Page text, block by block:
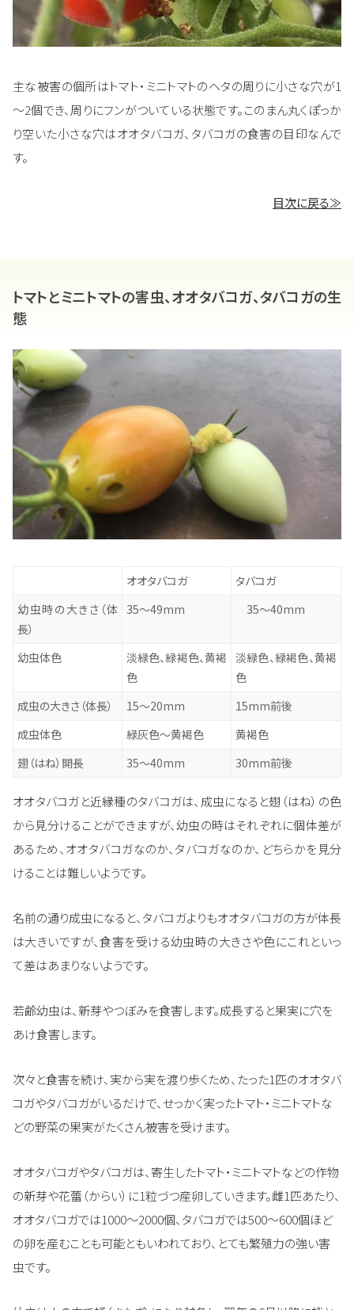
主な被害の個所はトマト・ミニトマトのヘタの周りに小さな穴が1
～2個でき、周りにフンがついている状態です。このまん丸くぽっか
り空いた小さな穴はオオタバコガ、タバコガの食害の目印なんで
す。
目次に戻る≫
トマトとミニトマトの害虫、オオタバコガ、タバコガの生
態
オオタバコガ
タバコガ
幼虫時の大きさ（体
長）
35～49mm 35～40mm
幼虫体色
淡緑色、緑褐色、黄褐
色
淡緑色、緑褐色、黄褐
色
成虫の大きさ（体長）
15～20mm
15mm前後
成虫体色
緑灰色～黄褐色
黄褐色
翅（はね）開長
35～40mm 30mm前後
オオタバコガと近縁種のタバコガは、成虫になると翅（はね）の色
から見分けることができますが、幼虫の時はそれぞれに個体差が
あるため、オオタバコガなのか、タバコガなのか、どちらかを見分
けることは難しいようです。
名前の通り成虫になると、タバコガよりもオオタバコガの方が体長
は大きいですが、食害を受ける幼虫時の大きさや色にこれといっ
て差はあまりないようです。
若齢幼虫は、新芽やつぼみを食害します。成長すると果実に穴を
あけ食害します。
次々と食害を続け、実から実を渡り歩くため、たった1匹のオオタバ
コガやタバコガがいるだけで、せっかく実ったトマト・ミニトマトな
どの野菜の果実がたくさん被害を受けます。
オオタバコガやタバコガは、寄生したトマト・ミニトマトなどの作物
の新芽や花蕾（からい）に1粒づつ産卵していきます。雌1匹あたり、
オオタバコガでは1000～2000個、タバコガでは500～600個ほど
の卵を産むことも可能ともいわれており、とても繁殖力の強い害
虫です。